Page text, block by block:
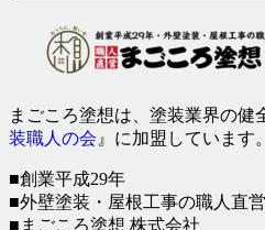
まごころ塗想は、塗装業界の健
装職人の会 』に加盟しています。
■創業平成29年
■外壁塗装・屋根工事の職人直
■まごころ塗想 株式会社